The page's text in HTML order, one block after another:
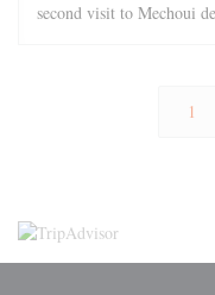
second visit to Mechoui
1